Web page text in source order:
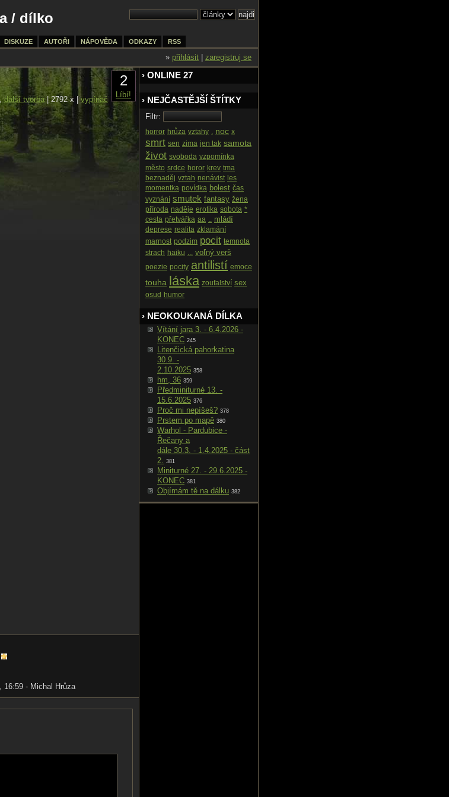
/ dílko
DISKUZE AUTOŘI NÁPOVĚDA ODKAZY RSS
» přihlásit zaregistruj se
2
Líbí!
,další tvorba| 2792 x |vypínač
16:59 - Michal Hrůza
› ONLINE 27
› NEJČASTĚJŠÍ ŠTÍTKY
Filtr:
horror hrůza vztahy . noc x
smrt sen zima jen tak samota
život svoboda vzpomínka
město srdce horor krev tma
beznaděj vztah nenávist les
momentka povídka bolest čas
vyznání smutek fantasy žena
příroda naděje erotika sobota *
cesta přetvářka aa .. mládí
deprese realita zklamání
marnost podzim pocit temnota
strach haiku ... voľný verš
poezie pocity antilistí emoce
touha láska zoufalství sex
osud humor
› NEOKOUKANÁ DÍLKA
Vítání jara 3. - 6.4.2026 -
KONEC 245
Litenčická pahorkatina
30.9. -
2.10.2025 358
hm, 36 359
Předminiturné 13. -
15.6.2025 376
Proč mi nepíšeš? 378
Prstem po mapě 380
Warhol - Pardubice -
Řečany a
dále 30.3. - 1.4.2025 - část
2. 381
Miniturné 27. - 29.6.2025 -
KONEC 381
Objímám tě na dálku 382